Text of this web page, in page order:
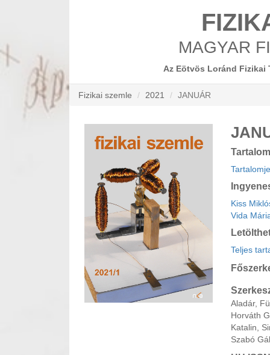
MAGYAR
Az Eötvös Loránd
Fizikai szemle 2021 JANUÁR
Kiss
Vida
Teljes
Aladár,
Horváth
Katalin,
Szabó